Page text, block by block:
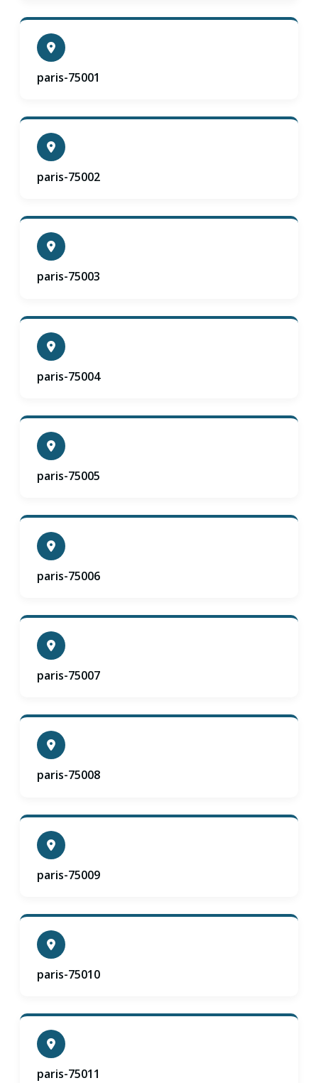
paris-75001
paris-75002
paris-75003
paris-75004
paris-75005
paris-75006
paris-75007
paris-75008
paris-75009
paris-75010
paris-75011